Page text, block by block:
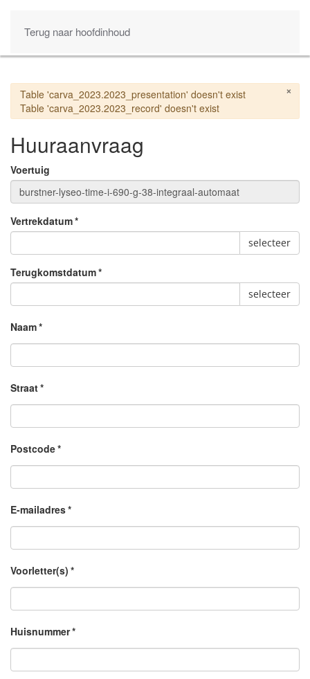
Terug naar hoofdinhoud
×
Waarschuwing
Table 'carva_2023.2023_presentation' doesn't exist
Table 'carva_2023.2023_record' doesn't exist
Huuraanvraag
Voertuig
Vertrekdatum*
selecteer
Terugkomstdatum*
selecteer
Naam*
Straat*
Postcode*
E-mailadres*
Voorletter(s) *
Huisnummer*